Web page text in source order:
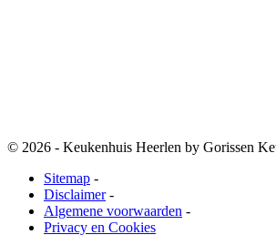
© 2026 - Keukenhuis Heerlen by Gorissen
Sitemap -
Disclaimer-
Algemene voorwaarden -
Privacy en Cookies